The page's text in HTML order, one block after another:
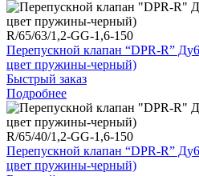
R/65/63/1,2-GG-1,6-150
Перепускной клапан “DPR-R”
цвет пружины-черный)
Быстрый заказ
Подробнее
R/65/40/1,2-GG-1,6-150
Перепускной клапан “DPR-R”
цвет пружины-черный)